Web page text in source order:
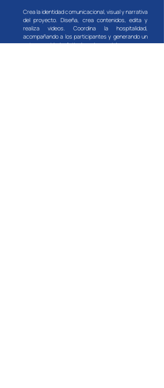
Crea la identidad comunicacional, visual y narrativa
del proyecto. Diseña, crea contenidos, edita y
realiza videos. Coordina la hospitalidad,
acompañando a los participantes y generando un
entorno cuidado. Articula redes sociales, prensa y